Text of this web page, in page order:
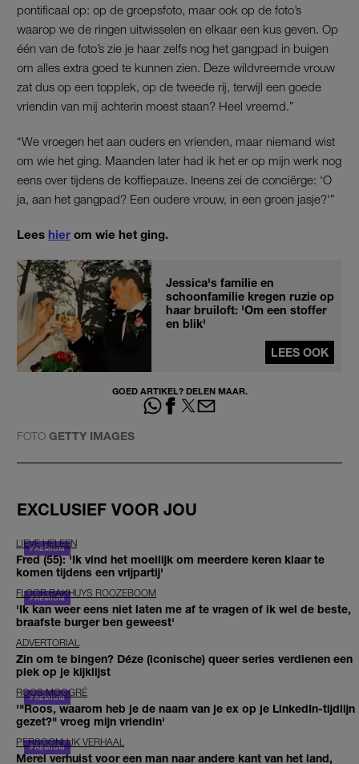
pontificaal op: op de groepsfoto, maar ook op de foto’s
waarop we de ringen uitwisselen en elkaar een kus geven. Op
één van de foto’s zie je haar zelfs nog het gangpad in buigen
om alles extra goed te kunnen zien. Deze wildvreemde vrouw
zat dus op een topplek, op de tweede rij, terwijl een goede
vriendin van mij achterin moest staan? Heel vreemd.”
“We vroegen het aan ouders en vrienden, maar niemand wist
om wie het ging. Maanden later had ik het er op mijn werk nog
eens over tijdens de koffiepauze. Ineens zei de conciërge: ‘O
ja, aan het gangpad? Een oudere vrouw, in een groen jasje?'”
Lees hier om wie het ging.
Jessica's familie en
schoonfamilie kregen ruzie op
haar bruiloft: 'Om een stoffer
en blik'
LEES OOK
GOED ARTIKEL? DELEN MAAR.
FOTO GETTY IMAGES
EXCLUSIEF VOOR JOU
LIEVE HELEEN
Fred (55): 'Ik vind het moeilijk om meerdere keren klaar te
komen tijdens een vrijpartij'
FLOOR BAKHUYS ROOZEBOOM
'Ik kan weer eens niet laten me af te vragen of ik wel de beste,
braafste burger ben geweest'
ADVERTORIAL
Zin om te bingen? Déze (iconische) queer series verdienen een
plek op je kijklijst
ROOS MOGGRÉ
'"Roos, waarom heb je de naam van je ex op je LinkedIn-tijdlijn
gezet?" vroeg mijn vriendin'
PERSOONLIJK VERHAAL
Merel verhuist voor een man naar andere kant van het land,